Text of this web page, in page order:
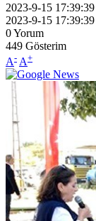
2023-9-15 17:39:39
2023-9-15 17:39:39
0Yorum
449 Gösterim
A- A+